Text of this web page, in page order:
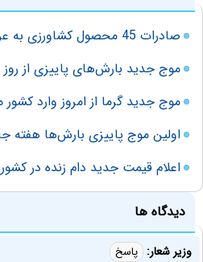
صادرات 45 محصول کشاورزی به عراق ممنوع شد
موج جدید بارش‌های پاییزی از روز
موج جدید گرما از امروز وارد
اولین موج پاییزی بارش‌ها هفته
اعلام قیمت جدید دام زنده در کشور 1401/11/17
دیدگاه ها
وزیر شعار: پاسخ